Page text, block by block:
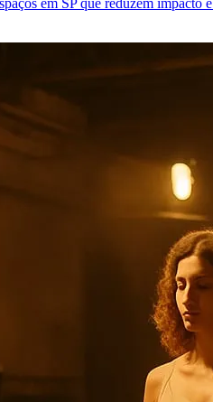
em SP que reduzem impacto